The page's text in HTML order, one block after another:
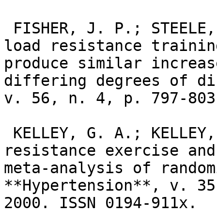
load resistance
produce similar
differing degrees of
v. 56, n. 4, p. 797-803,
resistance exercise
meta-analysis of
**Hypertension**, v.
2000. ISSN 0194-911x.